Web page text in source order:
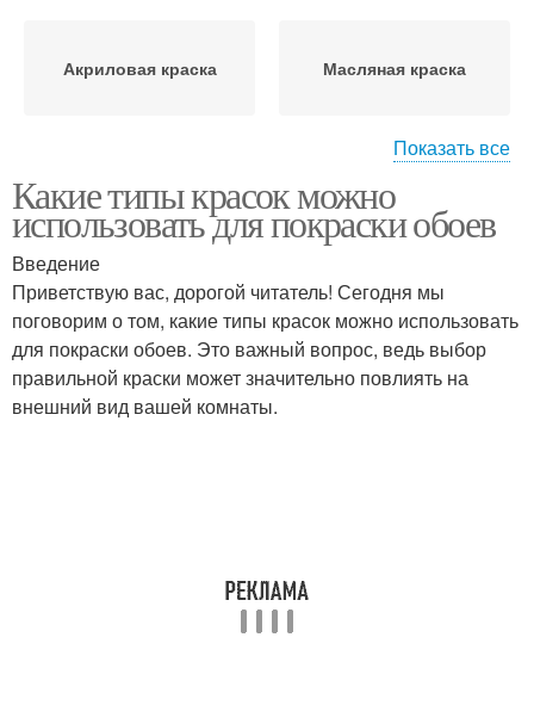
Акриловая краска Масляная краска
поделки
Акриловые краски
Краска для гипсовой
поделки
Показать все
Какие типы красок можно
использовать для покраски обоев
Введение
Приветствую вас, дорогой читатель! Сегодня мы
поговорим о том, какие типы красок можно использовать
для покраски обоев. Это важный вопрос, ведь выбор
правильной краски может значительно повлиять на
внешний вид вашей комнаты.